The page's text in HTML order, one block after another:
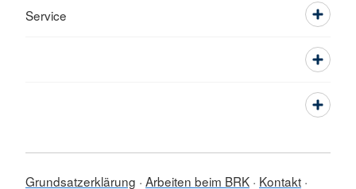
Service
Grundsatzerklärung Arbeiten beim BRK Kontakt